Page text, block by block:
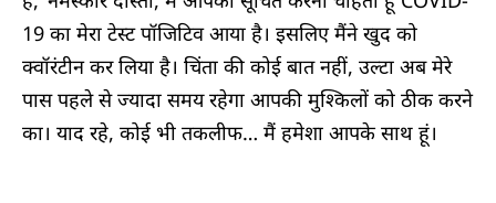
19 का मेरा टेस्ट पॉजिटिव आया है। इसलिए मैंने खुद को
क्वॉरंटीन कर लिया है। चिंता की कोई बात नहीं, उल्टा अब मेरे
पास पहले से ज्यादा समय रहेगा आपकी मुश्किलों को ठीक करने
का। याद रहे, कोई भी तकलीफ… मैं हमेशा आपके साथ हूं।